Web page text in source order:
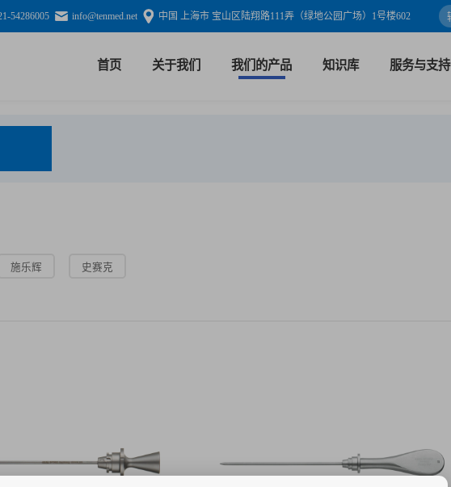
54286005 info@tenmed.net 中国 上海市 宝山区陆翔路111弄（绿地公园广场）1号楼602
首页 关于我们 我们的产品 知识库 服务与支持
施乐辉 史赛克